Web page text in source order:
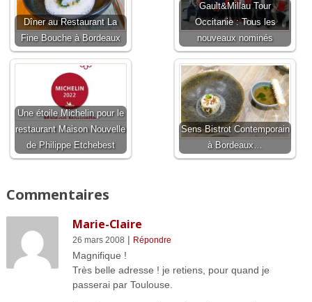
Dîner au Restaurant La
Fine Bouche à Bordeaux
Gault&Millau Tour
Occitanie : Tous les
nouveaux nominés
Une étoile Michelin pour le
restaurant Maison Nouvelle
de Philippe Etchebest
Sens Bistrot Contemporain
à Bordeaux…
Commentaires
Marie-Claire
26 mars 2008 | Répondre
Magnifique !
Très belle adresse ! je retiens, pour quand je
passerai par Toulouse.